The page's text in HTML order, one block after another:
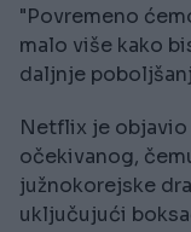
"Povremeno
malo više kako
daljnje
Netflix je
očekivanog,
južnokorejske
uključujući